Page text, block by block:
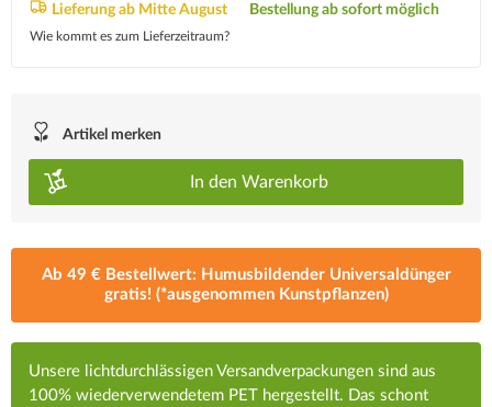
Lieferung ab Mitte August
Wie kommt es zum Lieferzeitraum?
Bestellung ab sofort möglich
Artikel merken
In den Warenkorb
Ab 49 € Bestellwert: Humusbildender Universaldünger
gratis! (*ausgenommen Kunstpflanzen)
Unsere lichtdurchlässigen Versandverpackungen sind aus
100% wiederverwendetem PET hergestellt. Das schont